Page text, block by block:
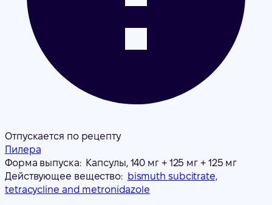
Отпускается по рецепту
Пилера
Форма выпуска: Капсулы, 140 мг + 125 мг + 125 мг
Действующее вещество: bismuth subcitrate,
tetracycline and metronidazole